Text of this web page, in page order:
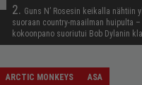
2. Guns N’ Rosesin keikalla nähtiin
suoraan country-maailman huipulta
kokoonpano suoriutui Bob Dylanin
ARCTIC MONKEYS
ASA